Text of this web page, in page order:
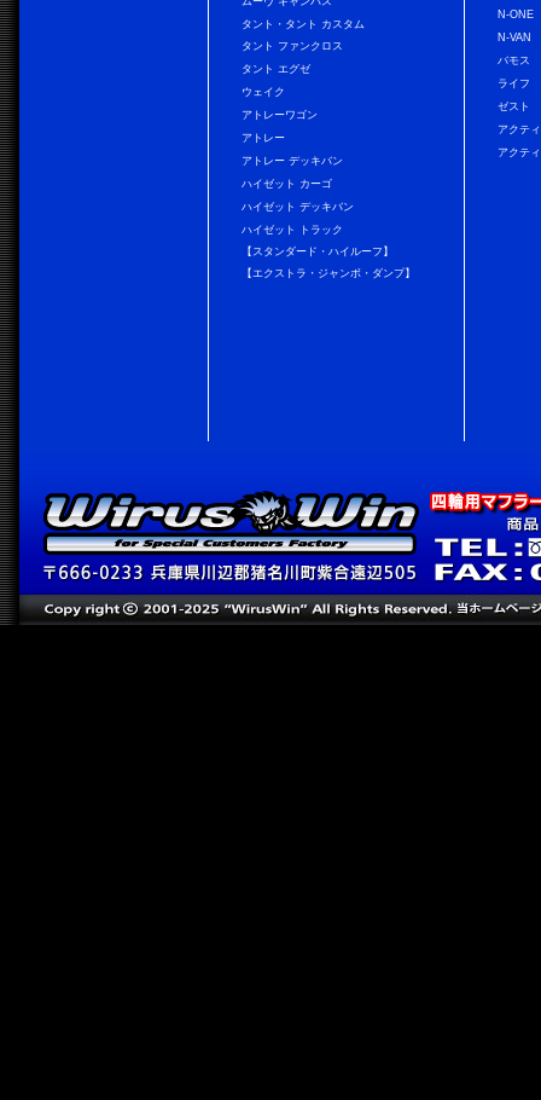
タント・タント カスタム
タント ファンクロス
タント エグゼ
ウェイク
アトレーワゴン
アトレー
アトレー デッキバン
ハイゼット カーゴ
ハイゼット デッキバン
ハイゼット トラック
【スタンダード・ハイルーフ】
【エクストラ・ジャンボ・ダンプ】
N-ONE
N-VAN
バモス
ライフ
ゼスト
アクテ
アクテ